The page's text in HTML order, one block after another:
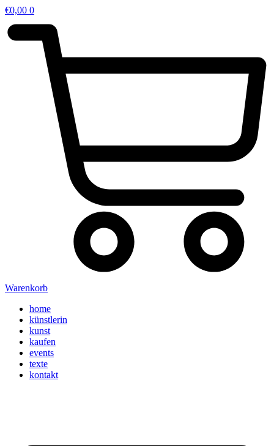
€0,00 0
Warenkorb
home
künstlerin
kunst
kaufen
events
texte
kontakt